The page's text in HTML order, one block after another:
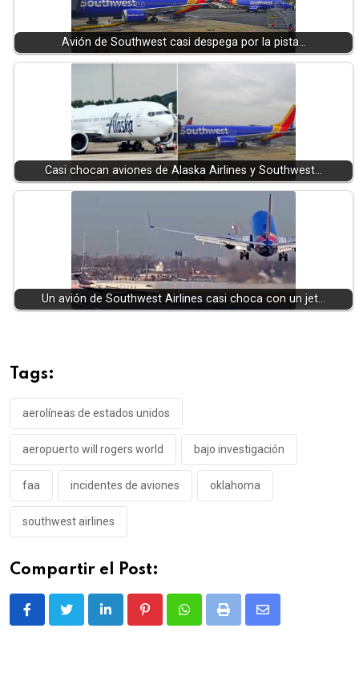
Avión de Southwest casi despega por la pista…
Casi chocan aviones de Alaska Airlines y Southwest…
Un avión de Southwest Airlines casi choca con un jet…
Tags:
aerolíneas de estados unidos
aeropuerto will rogers world bajo investigación
faa incidentes de aviones oklahoma
southwest airlines
Compartir el Post:
LinkedIn PinterestWhatsappPrint
Share